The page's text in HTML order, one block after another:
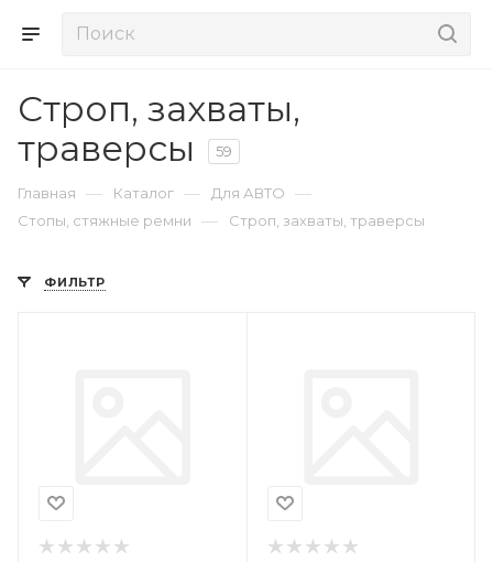
Строп, захваты,
траверсы
59
Главная — Каталог — Для АВТО —
Стопы, стяжные ремни — Строп, захваты, траверсы
ФИЛЬТР